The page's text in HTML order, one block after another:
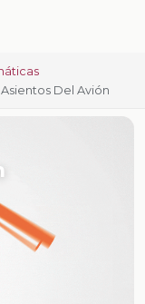
Asientos Del Avión